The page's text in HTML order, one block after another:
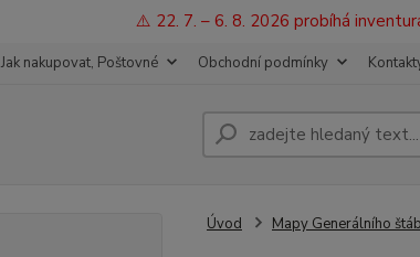
⚠️ 22. 7. – 6. 8. 2026 probíhá
Jak nakupovat, Poštovné Obchodní podmínky
Úvod Mapy Generálního